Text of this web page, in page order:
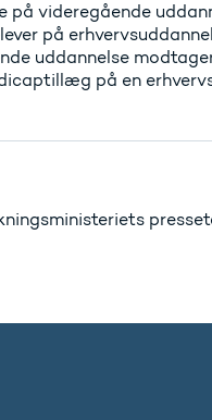
videregående
på
uddannelse
på en